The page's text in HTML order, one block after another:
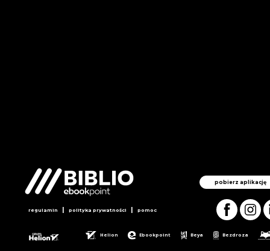
pobierz aplikację
regulamin | polityka prywatności | pomoc
Helion Ebookpoint Beya Bezdroza